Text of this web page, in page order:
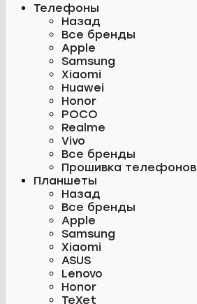
Телефоны
Назад
Все бренды
Apple
Samsung
Xiaomi
Huawei
Honor
POCO
Realme
Vivo
Все бренды
Прошивка телефонов
Планшеты
Назад
Все бренды
Apple
Samsung
Xiaomi
ASUS
Lenovo
Honor
TeXet